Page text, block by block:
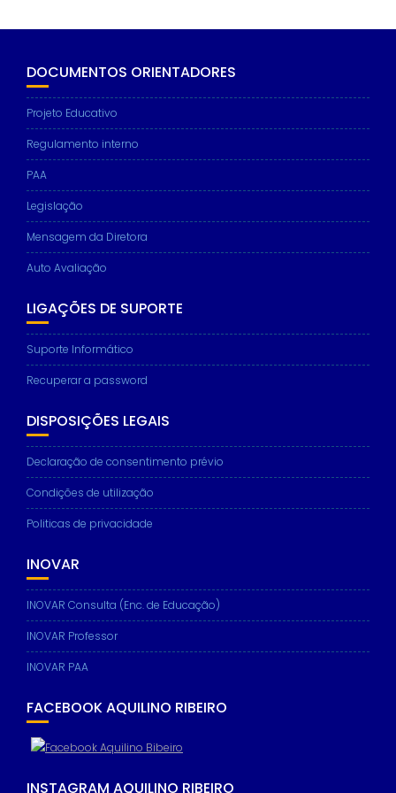
DOCUMENTOS ORIENTADORES
Projeto Educativo
Regulamento interno
PAA
Legislação
Mensagem da Diretora
Auto Avaliação
LIGAÇÕES DE SUPORTE
Suporte Informático
Recuperar a password
DISPOSIÇÕES LEGAIS
Declaração de consentimento prévio
Condições de utilização
Politicas de privacidade
INOVAR
INOVAR Consulta (Enc. de Educação)
INOVAR Professor
INOVAR PAA
FACEBOOK AQUILINO RIBEIRO
INSTAGRAM AQUILINO RIBEIRO